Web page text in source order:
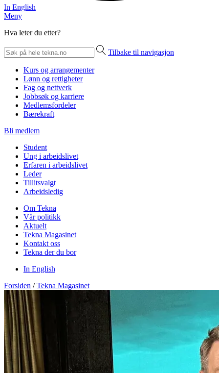
In English
Meny
Hva leter du etter?
Tilbake til navigasjon
Kurs og arrangementer
Lønn og rettigheter
Fag og nettverk
Jobbsøk og karriere
Medlemsfordeler
Bærekraft
Bli medlem
Student
Ung i arbeidslivet
Erfaren i arbeidslivet
Leder
Tillitsvalgt
Arbeidsledig
Om Tekna
Vår politikk
Aktuelt
Tekna Magasinet
Kontakt oss
Tekna der du bor
In English
Forsiden / Tekna Magasinet